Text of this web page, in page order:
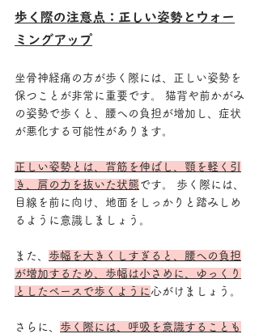
歩く際の注意点：正しい姿勢とウォー
ミングアップ
坐骨神経痛の方が歩く際には、正しい姿勢を
保つことが非常に重要です。 猫背や前かがみ
の姿勢で歩くと、腰への負担が増加し、症状
が悪化する可能性があります。
正しい姿勢とは、背筋を伸ばし、顎を軽く引
き、肩の力を抜いた状態 です。 歩く際には、
目線を前に向け、地面をしっかりと踏みしめ
るように意識しましょう。
また、 歩幅を大きくしすぎると、腰への負担
が増加するため、歩幅は小さめに、ゆっくり
としたペースで歩くように 心がけましょう。
さらに、 歩く際には、呼吸を意識することも